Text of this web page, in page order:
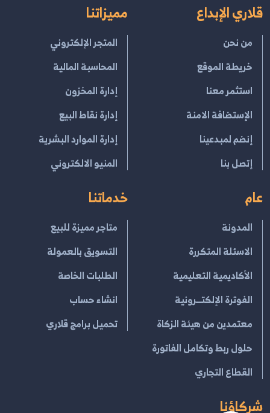
قلاري الإبداع
من نحن
خريطة الموقع
استثمر معنا
الإستضافة الامنة
إنضم لمبدعينا
إتصل بنا
مميزاتنا
المتجر الإلكتروني
المحاسبة المالية
إدارة المخزون
إدارة نقاط البيع
إدارة الموارد البشرية
المنيو الالكتروني
عام
المدونة
الاسئلة المتكررة
الأكاديمية التعليمية
الفوترة الإلكتــرونية
معتمدين من هيئة الزكاة
حلول ربط وتكامل الفاتورة
القطاع التجاري
خدماتنا
متاجر مميزة للبيع
التسويق بالعمولة
الطلبات الخاصة
انشاء حساب
تحميل برامج قلاري
شركاؤنا